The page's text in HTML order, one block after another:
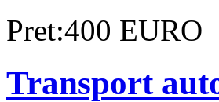
Pret:400 EURO
Transport